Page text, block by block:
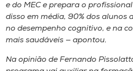
e do MEC e prepara o
disso em média, 90% dos alunos
no desempenho cognitivo, e na
mais saudáveis — apontou.
Na opinião de Fernando